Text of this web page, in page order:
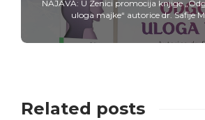
NAJAVA: U Zenici promocija knjige
uloga majke“ autorice dr. Safije
Related posts